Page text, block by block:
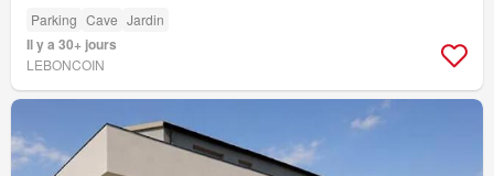
Parking Cave Jardin
Il y a 30+ jours
LEBONCOIN